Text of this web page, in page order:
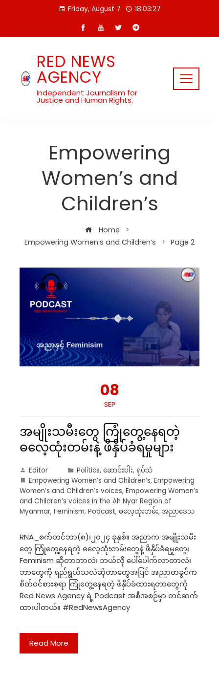
Friday, August 7 18:03:28
RED NEWS
AGENCY
Independent Journalism for
Justice and Human Rights.
Empowering
Women’s and
Children’s
Home
Empowering Women’s and Children’s
Page 2
08
SEP
အမျိုးသမီးတွေ ကြုံတွေ့နေရတဲ့
ဓလေ့ထုံးတမ်းနဲ့ ဖိနှိပ်ခံရမှုများ
Editor Politics, ဆောင်းပါး, ရုပ်သံ
Empowering Women’s and Children’s, Empowering
Women’s and Children’s voices, Empowering Women’s
and Children’s voices in the Ah Nyar Region of
Myanmar, Feminism, Podcast, ဓလေ့ထုံးတမ်း, အညာဒေသ
RNA_စက်တင်ဘာ(၈)၊၂၀၂၄ ခုနှစ်။ အညာက အမျိုးသမီး
တွေ ကြုံတွေ့နေရတဲ့ ဓလေ့ထုံးတမ်းတွေနဲ့ ဖိနှိပ်ခံရမှုတွေ၊
Feminism ဆိုတာဘာလဲ၊ ဘယ်လို ပေါ်ပေါက်လာတာလဲ၊
ဘာတွေကို ရည်ရွယ်သလဲဆိုတာတွေအပြင် အညာတခွင်က
စိတ်ဝင်စားစရာ ကြုံတွေ့နေရတဲ့ ဖိနှိပ်ခံထားရတာတွေကို
Red News Agency ရဲ့ Podcast အစီအစဉ်မှာ တင်ဆက်
ထားပါတယ်။ #RedNewsAgency
Read More